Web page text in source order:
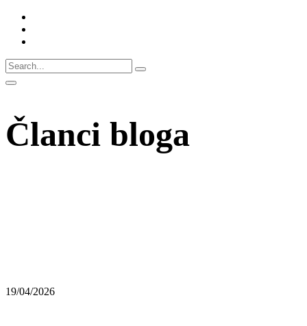
Članci bloga
19/04/2026